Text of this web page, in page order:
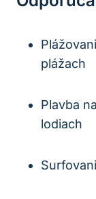
plážach
Plavba
lodiach